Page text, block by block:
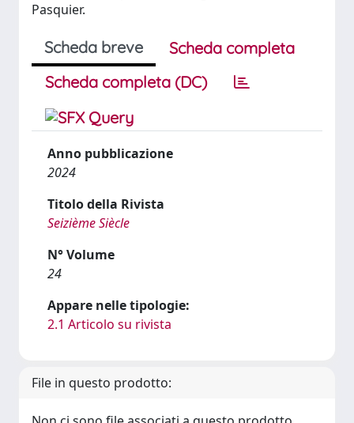
Pasquier.
Scheda breve
Scheda completa
Scheda completa (DC)
Anno pubblicazione
2024
Titolo della Rivista
Seizième Siècle
N° Volume
24
Appare nelle tipologie:
2.1 Articolo su rivista
File in questo prodotto: